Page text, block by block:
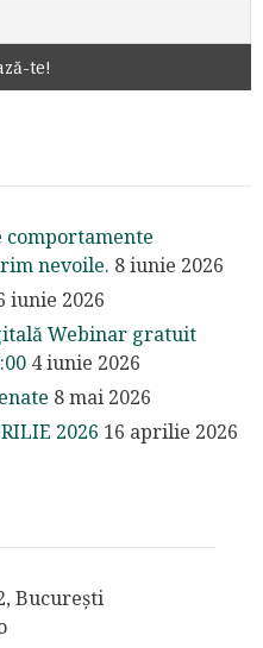
comportamente
nevoile. 8 iunie 2026
iunie 2026
Webinar gratuit
4 iunie 2026
8 mai 2026
2026 16 aprilie 2026
București